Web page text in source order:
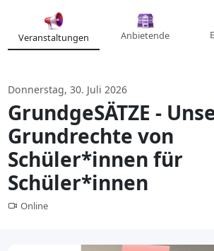
Veranstaltungen Anbietende
Donnerstag, 30. Juli 2026
GrundgeSÄTZE -
Grundrechte von
Schüler*innen für
Schüler*innen
Online